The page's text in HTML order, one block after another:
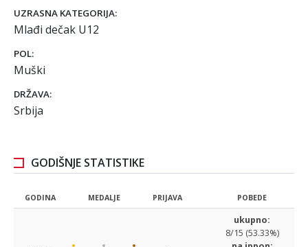
UZRASNA KATEGORIJA:
Mlađi dečak U12
POL:
Muški
DRŽAVA:
Srbija
GODIŠNJE STATISTIKE
GODINA MEDALJE PRIJAVA POBEDE
ukupno:
8/15 (53.33%)